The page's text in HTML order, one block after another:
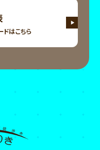
ドはこちら